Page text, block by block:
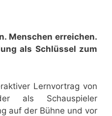
Menschen erreichen.
als Schlüssel zum
Lernvortrag von
als Schauspieler
auf der Bühne und vor